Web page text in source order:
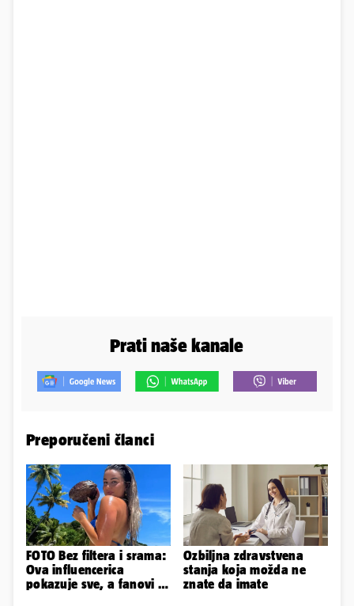
Prati naše kanale
Preporučeni članci
FOTO Bez filtera i srama:
Ova influencerica
pokazuje sve, a fanovi je
Ozbiljna zdravstvena
stanja koja možda ne
znate da imate